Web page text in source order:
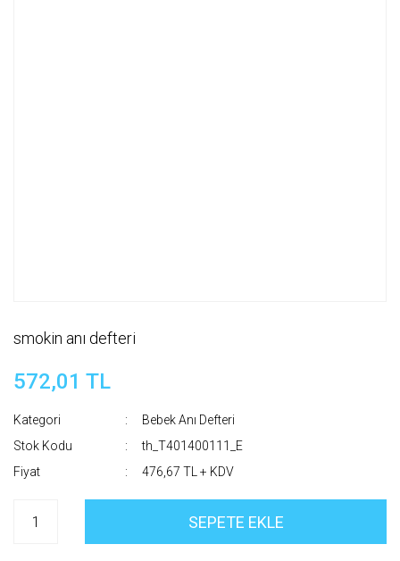
smokin anı defteri
572,01 TL
Kategori
Bebek Anı Defteri
Stok Kodu
th_T401400111_E
Fiyat
476,67 TL + KDV
SEPETE EKLE